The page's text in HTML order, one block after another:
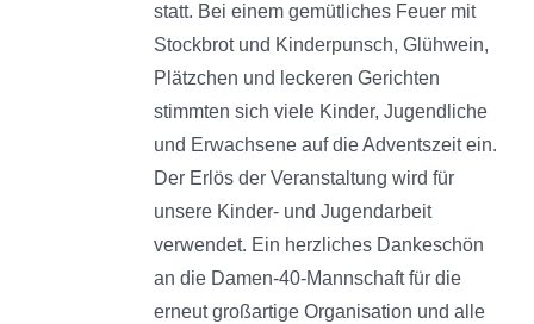
statt. Bei einem gemütliches Feuer mit
Stockbrot und Kinderpunsch, Glühwein,
Plätzchen und leckeren Gerichten
stimmten sich viele Kinder, Jugendliche
und Erwachsene auf die Adventszeit ein.
Der Erlös der Veranstaltung wird für
unsere Kinder- und Jugendarbeit
verwendet. Ein herzliches Dankeschön
an die Damen-40-Mannschaft für die
erneut großartige Organisation und alle